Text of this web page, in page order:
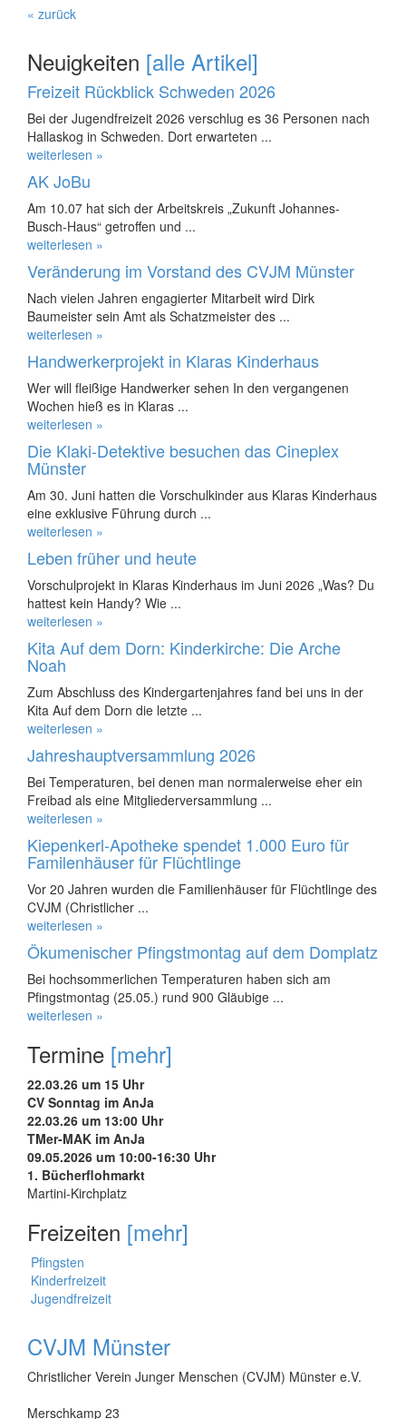
« zurück
Neuigkeiten [alle Artikel]
Freizeit Rückblick Schweden 2026
Bei der Jugendfreizeit 2026 verschlug es 36 Personen nach
Hallaskog in Schweden. Dort erwarteten ...
weiterlesen »
AK JoBu
Am 10.07 hat sich der Arbeitskreis „Zukunft Johannes-
Busch-Haus“ getroffen und ...
weiterlesen »
Veränderung im Vorstand des CVJM Münster
Nach vielen Jahren engagierter Mitarbeit wird Dirk
Baumeister sein Amt als Schatzmeister des ...
weiterlesen »
Handwerkerprojekt in Klaras Kinderhaus
Wer will fleißige Handwerker sehen In den vergangenen
Wochen hieß es in Klaras ...
weiterlesen »
Die Klaki-Detektive besuchen das Cineplex
Münster
Am 30. Juni hatten die Vorschulkinder aus Klaras Kinderhaus
eine exklusive Führung durch ...
weiterlesen »
Leben früher und heute
Vorschulprojekt in Klaras Kinderhaus im Juni 2026 „Was? Du
hattest kein Handy? Wie ...
weiterlesen »
Kita Auf dem Dorn: Kinderkirche: Die Arche
Noah
Zum Abschluss des Kindergartenjahres fand bei uns in der
Kita Auf dem Dorn die letzte ...
weiterlesen »
Jahreshauptversammlung 2026
Bei Temperaturen, bei denen man normalerweise eher ein
Freibad als eine Mitgliederversammlung ...
weiterlesen »
Kiepenkerl-Apotheke spendet 1.000 Euro für
Familenhäuser für Flüchtlinge
Vor 20 Jahren wurden die Familienhäuser für Flüchtlinge des
CVJM (Christlicher ...
weiterlesen »
Ökumenischer Pfingstmontag auf dem Domplatz
Bei hochsommerlichen Temperaturen haben sich am
Pfingstmontag (25.05.) rund 900 Gläubige ...
weiterlesen »
Termine [mehr]
22.03.26 um 15 Uhr
CV Sonntag im AnJa
22.03.26 um 13:00 Uhr
TMer-MAK im AnJa
09.05.2026 um 10:00-16:30 Uhr
1. Bücherflohmarkt
Martini-Kirchplatz
Freizeiten [mehr]
Pfingsten
Kinderfreizeit
Jugendfreizeit
CVJM Münster
Christlicher Verein Junger Menschen (CVJM) Münster e.V.
Merschkamp 23